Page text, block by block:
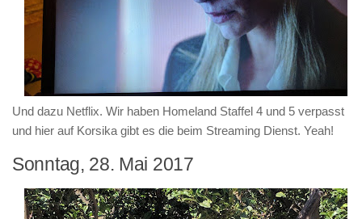
Und dazu Netflix. Wir haben Homeland Staffel 4 und 5 verpasst
und hier auf Korsika gibt es die beim Streaming Dienst. Yeah!
Sonntag, 28. Mai 2017